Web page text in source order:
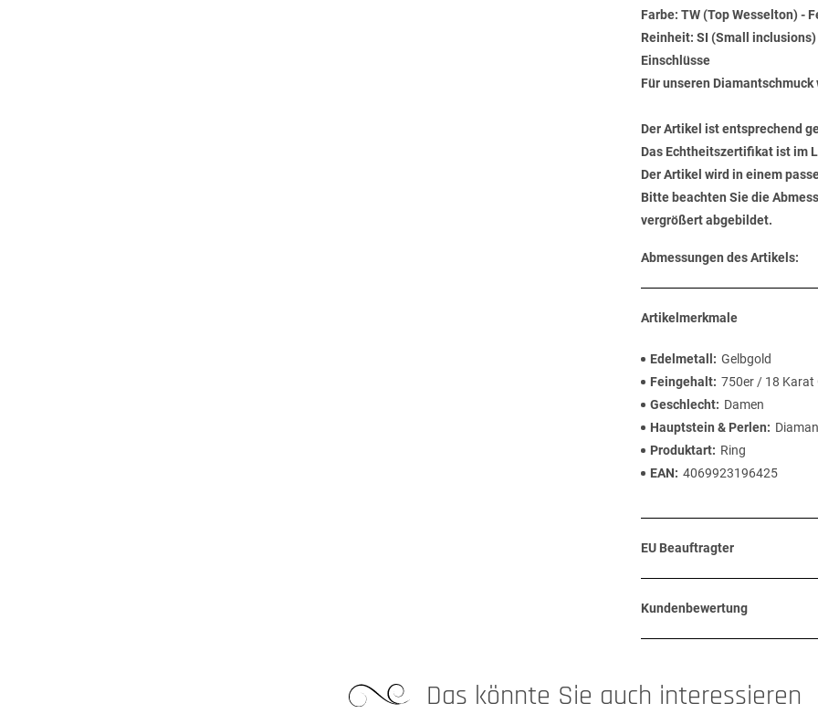
Farbe: TW (Top Wesselton) -
Reinheit: SI (Small
Einschlüsse
Für unseren
Der Artikel ist entsprechend
Das Echtheitszertifikat ist im
Der Artikel wird in einem
Bitte beachten Sie die
vergrößert abgebildet.
Abmessungen des Artikels:
Artikelmerkmale
Edelmetall
Gelbgold
Feingehalt 750er / 18 Karat
Geschlecht
Damen
Hauptstein & Perlen
Produktart
Ring
EAN
4069923196425
EU Beauftragter
Kundenbewertung
Das könnte Sie auch interessieren